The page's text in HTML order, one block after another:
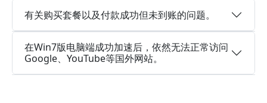
有关购买套餐以及付款成功但未到账的问题。
在Win7版电脑端成功加速后，依然无法正常访问
Google、YouTube等国外网站。